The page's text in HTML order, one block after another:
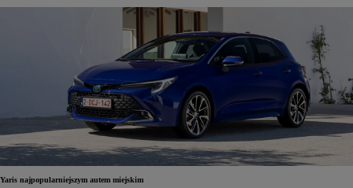
Yaris najpopularniejszym autem miejskim